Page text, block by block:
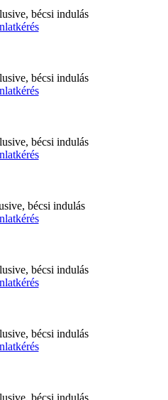
bécsi indulás
bécsi indulás
bécsi indulás
bécsi indulás
bécsi indulás
bécsi indulás